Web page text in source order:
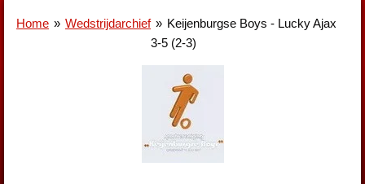
Home » Wedstrijdarchief » Keijenburgse Boys - Lucky Ajax
3-5 (2-3)